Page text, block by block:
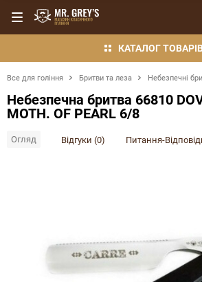
КАТАЛОГ
Все для гоління Бритви та леза Небезпечні
Небезпечна бритва 66810
MOTH. OF PEARL 6/8
Огляд Відгуки (0) Питання-